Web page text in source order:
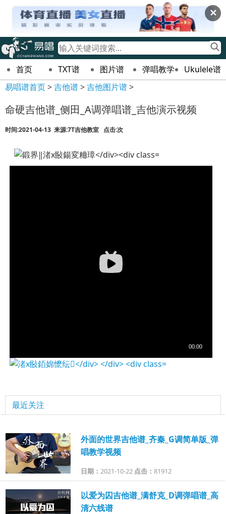
✕
首页 TXT谱 图片谱 弹唱教学
Ukulele谱
易唱谱首页>吉他谱>吉他图片谱>
命硬吉他谱_侧田_A调弹唱谱_吉他演示视频
时间:2021-04-13 来源:7T吉他教室 点击:次
最近关注
外面的世界吉他谱_齐秦_G调简单版_弹
唱教学视频
日期： 2021-10-22 点击： 81912
以爱为囚吉他谱_满舒克_D调弹唱谱_高
清六线谱